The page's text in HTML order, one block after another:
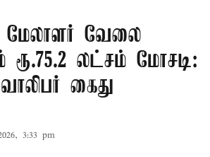
மேலாளர் வேலை
ரூ.75.2 லட்சம் மோசடி:
வாலிபர் கைது
3:33 pm